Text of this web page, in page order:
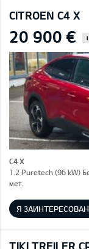
CITROEN C4 X
20 900 € i
C4 X
1.2 Puretech (96 kW)
мет.
Я
TIKI TREILER